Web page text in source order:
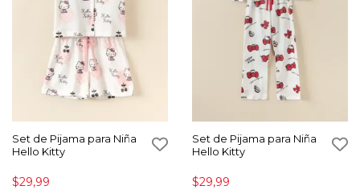
Set de Pijama para Niña
Hello Kitty
$29,99
Set de Pijama para Niña
Hello Kitty
$29,99